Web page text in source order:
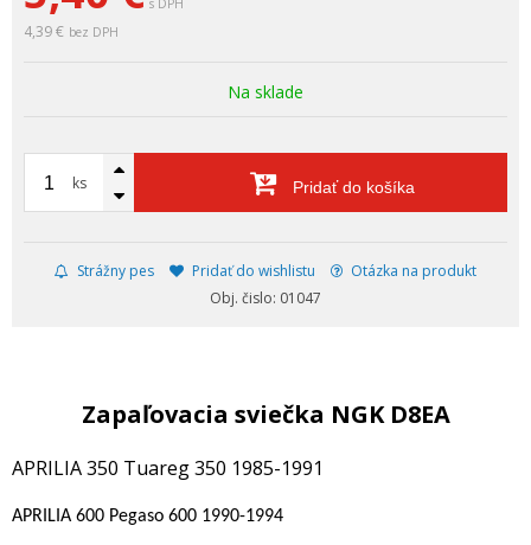
s DPH
4,39 € bez DPH
Na sklade
ks Pridať do košíka
Strážny pes Pridať do wishlistu
Otázka na produkt
Obj. čislo: 01047
Zapaľovacia sviečka NGK D8EA
APRILIA 350 Tuareg 350 1985-1991
APRILIA 600 Pegaso 600 1990-1994